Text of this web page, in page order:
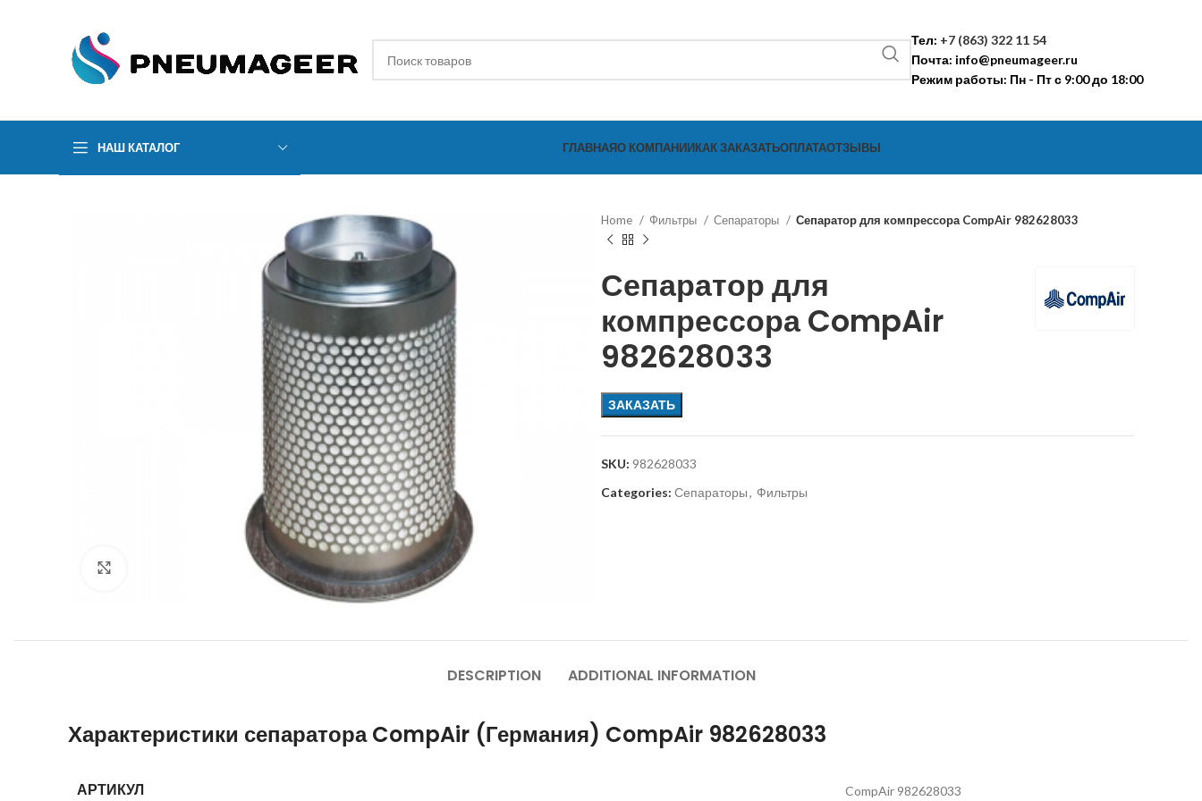
Тел: +7 (863) 322 11 54
Почта: info@pneumageer.ru
Режим работы: Пн - Пт с 9:00 до 18:00
НАШ КАТАЛОГ ГЛАВНАЯО КОМПАНИИКАК ЗАКАЗАТЬОПЛАТАОТЗЫВЫ
Home Фильтры Сепараторы Сепаратор для компрессора CompAir 982628033
Сепаратор для
компрессора CompAir
982628033
ЗАКАЗАТЬ
SKU: 982628033
Categories: Сепараторы, Фильтры
DESCRIPTION ADDITIONAL INFORMATION
Характеристики сепаратора CompAir (Германия) CompAir 982628033
АРТИКУЛ CompAir 982628033